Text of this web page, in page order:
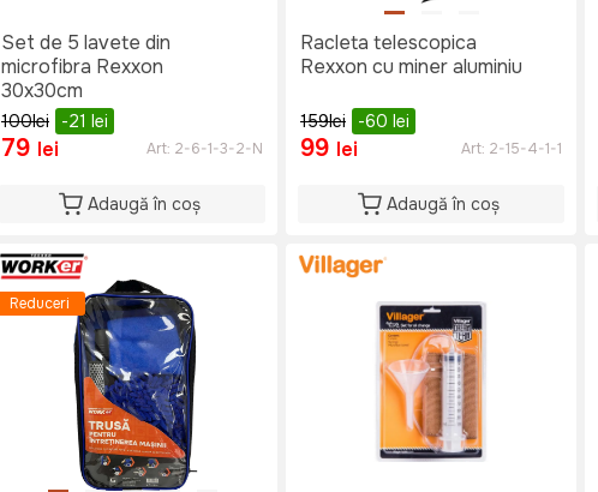
Set de 5 lavete din
microfibra Rexxon
30x30cm
100lei -21 lei
79 lei Art: 2-6-1-3-2-N
Adaugă în coș
Racleta telescopica
Rexxon cu miner aluminiu
159lei -60 lei
99 lei Art: 2-15-4-1-1
Adaugă în coș
Reduceri